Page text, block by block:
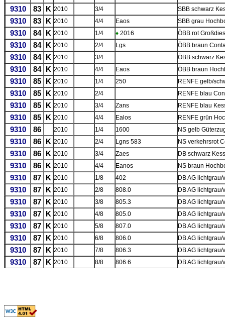
9310 83 K 2010 3/4 SBB schwarz
9310 83 K 2010 4/4 Eaos SBB grau
9310 84 K 2010 1/4 ♦ 2016 ÖBB rot
9310 84 K 2010 2/4 Lgs ÖBB braun
9310 84 K 2010 3/4 ÖBB schwarz
9310 84 K 2010 4/4 Eaos ÖBB braun
9310 85 K 2010 1/4 250 RENFE gelb/
9310 85 K 2010 2/4 RENFE blau
9310 85 K 2010 3/4 Zans RENFE blau
9310 85 K 2010 4/4 Ealos RENFE grün
9310 86 2010 1/4 1600 NS gelb
9310 86 K 2010 2/4 Lgns 583 NS verkehrsrot
9310 86 K 2010 3/4 Zaes DB schwarz
9310 86 K 2010 4/4 Eanos NS braun
9310 87 K 2010 1/8 402 DB AG
9310 87 K 2010 2/8 808.0 DB AG
9310 87 K 2010 3/8 805.3 DB AG
9310 87 K 2010 4/8 805.0 DB AG
9310 87 K 2010 5/8 807.0 DB AG
9310 87 K 2010 6/8 806.0 DB AG
9310 87 K 2010 7/8 806.3 DB AG
9310 87 K 2010 8/8 806.6 DB AG